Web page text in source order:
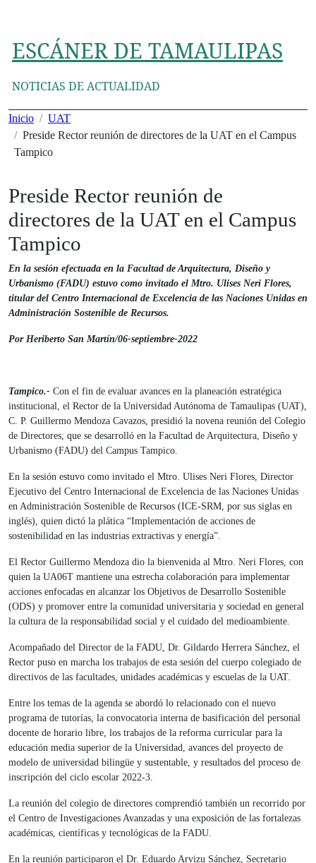
contenido
ESCÁNER DE TAMAULIPAS
NOTICIAS DE ACTUALIDAD
Inicio
UAT
Preside Rector reunión de directores de la UAT en el Campus
Tampico
Preside Rector reunión de
directores de la UAT en el Campus
Tampico
En la sesión efectuada en la Facultad de Arquitectura, Diseño y
Urbanismo (FADU) estuvo como invitado el Mtro. Ulises Neri Flores,
titular del Centro Internacional de Excelencia de las Naciones Unidas en
Administración Sostenible de Recursos.
Por Heriberto San Martín/06-septiembre-2022
Tampico.- Con el fin de evaluar avances en la planeación estratégica
institucional, el Rector de la Universidad Autónoma de Tamaulipas (UAT),
C. P. Guillermo Mendoza Cavazos, presidió la novena reunión del Colegio
de Directores, que se desarrolló en la Facultad de Arquitectura, Diseño y
Urbanismo (FADU) del Campus Tampico.
En la sesión estuvo como invitado el Mtro. Ulises Neri Flores, Director
Ejecutivo del Centro Internacional de Excelencia de las Naciones Unidas
en Administración Sostenible de Recursos (ICE-SRM, por sus siglas en
inglés), quien dictó la plática “Implementación de acciones de
sostenibilidad en las industrias extractivas y energía”.
El Rector Guillermo Mendoza dio la bienvenida al Mtro. Neri Flores, con
quien la UA06T mantiene una estrecha colaboración para implementar
acciones enfocadas en alcanzar los Objetivos de Desarrollo Sostenible
(ODS) y promover entre la comunidad universitaria y sociedad en general
la cultura de la responsabilidad social y el cuidado del medioambiente.
Acompañado del Director de la FADU, Dr. Gildardo Herrera Sánchez, el
Rector puso en marcha los trabajos de esta sesión del cuerpo colegiado de
directivos de las facultades, unidades académicas y escuelas de la UAT.
Entre los temas de la agenda se abordó lo relacionado con el nuevo
programa de tutorías, la convocatoria interna de basificación del personal
docente de horario libre, los trabajos de la reforma curricular para la
educación media superior de la Universidad, avances del proyecto de
modelo de universidad bilingüe y sustentable, y resultados del proceso de
inscripción del ciclo escolar 2022-3.
La reunión del colegio de directores comprendió también un recorrido por
el Centro de Investigaciones Avanzadas y una exposición de las fortalezas
académicas, científicas y tecnológicas de la FADU.
En la reunión participaron el Dr. Eduardo Arvizu Sánchez, Secretario